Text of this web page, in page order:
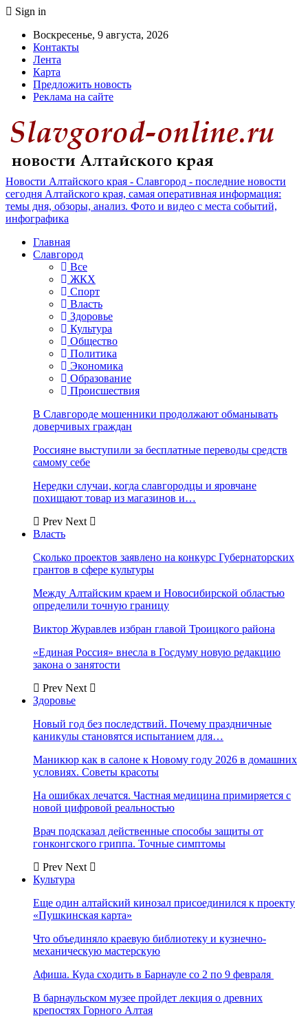
Sign in
Воскресенье, 9 августа, 2026
Контакты
Лента
Карта
Предложить новость
Реклама на сайте
Новости Алтайского края - Славгород - последние новости
сегодня Алтайского края, самая оперативная информация:
темы дня, обзоры, анализ. Фото и видео с места событий,
инфографика
Главная
Славгород
Все
ЖКХ
Спорт
Власть
Здоровье
Культура
Общество
Политика
Экономика
Образование
Происшествия
В Славгороде мошенники продолжают обманывать
доверчивых граждан
Россияне выступили за бесплатные переводы средств
самому себе
Нередки случаи, когда славгородцы и яровчане
похищают товар из магазинов и…
Prev Next
Власть
Сколько проектов заявлено на конкурс Губернаторских
грантов в сфере культуры
Между Алтайским краем и Новосибирской областью
определили точную границу
Виктор Журавлев избран главой Троицкого района
«Единая Россия» внесла в Госдуму новую редакцию
закона о занятости
Prev Next
Здоровье
Новый год без последствий. Почему праздничные
каникулы становятся испытанием для…
Маникюр как в салоне к Новому году 2026 в домашних
условиях. Советы красоты
На ошибках лечатся. Частная медицина примиряется с
новой цифровой реальностью
Врач подсказал действенные способы защиты от
гонконгского гриппа. Точные симптомы
Prev Next
Культура
Еще один алтайский кинозал присоединился к проекту
«Пушкинская карта»
Что объединяло краевую библиотеку и кузнечно-
механическую мастерскую
Афиша. Куда сходить в Барнауле со 2 по 9 февраля
В барнаульском музее пройдет лекция о древних
крепостях Горного Алтая